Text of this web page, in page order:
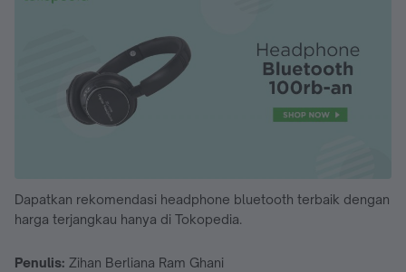
Dapatkan rekomendasi headphone bluetooth terbaik dengan
harga terjangkau hanya di Tokopedia.
Penulis: Zihan Berliana Ram Ghani